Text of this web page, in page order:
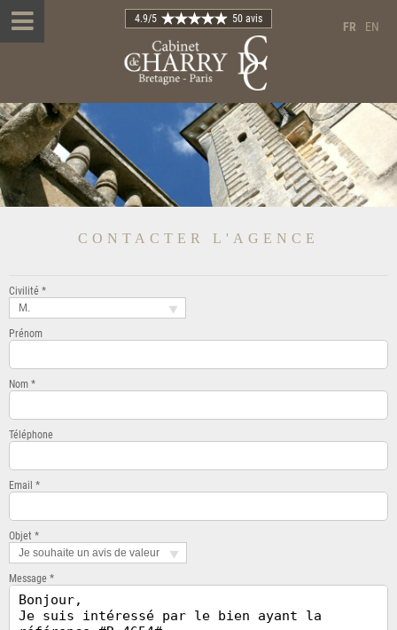
FR EN
4.9/5 50 avis
CONTACTER L'AGENCE
Civilité *
M.
Prénom
Nom *
Téléphone
Email *
Objet *
Je souhaite un avis de valeur
Message *